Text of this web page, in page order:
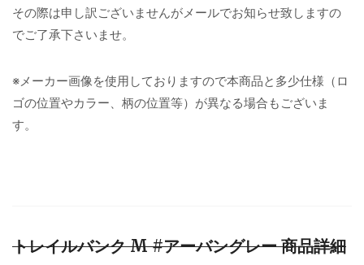
その際は申し訳ございませんがメールでお知らせ致しますの
でご了承下さいませ。
※メーカー画像を使用しておりますので本商品と多少仕様（ロ
ゴの位置やカラー、柄の位置等）が異なる場合もございま
す。
トレイルバンク M #アーバングレー 商品詳細